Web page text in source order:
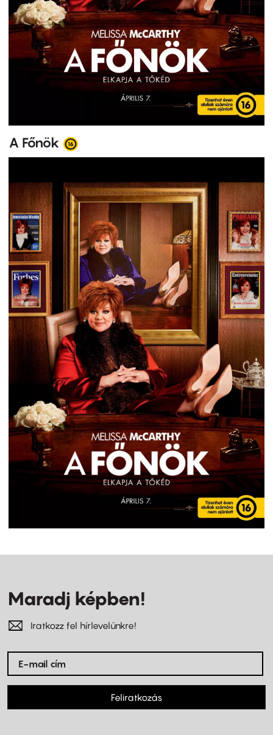
A Főnök
Maradj képben!
Iratkozz fel hírlevelünkre!
Feliratkozás